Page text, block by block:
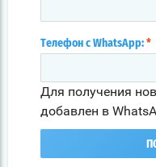
Телефон с WhatsApp: *
Для получения
добавлен в